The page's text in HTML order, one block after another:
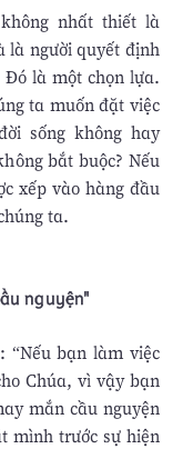
nhất thiết là
là người quyết định
Đó là một chọn lựa.
ta muốn đặt việc
sống không hay
bắt buộc? Nếu
xếp vào hàng đầu
ta.
nguyện"
bạn làm việc
Chúa, vì vậy bạn
mắn cầu nguyện
mình trước sự hiện